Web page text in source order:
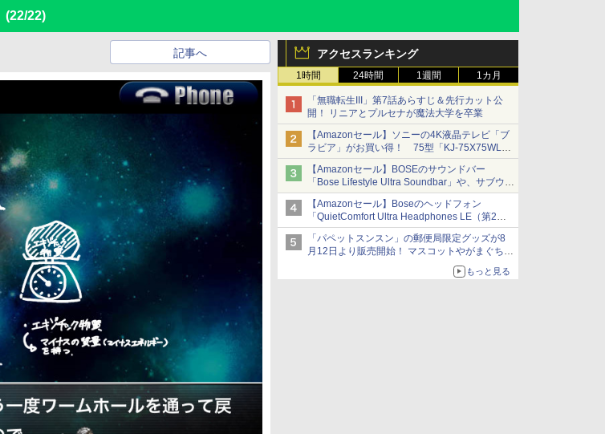
(22/22)
アクセスランキング
1時間 24時間 1週間 1カ月
「無職転生III」第7話あらすじ＆先行カット公
開！ リニアとプルセナが魔法大学を卒業
【Amazonセール】ソニーの4K液晶テレビ「ブ
ラビア」がお買い得！ 75型「KJ-75X75WL」
などラインナップ
【Amazonセール】BOSEのサウンドバー
「Bose Lifestyle Ultra Soundbar」や、サブウー
ファー「Bose Lifestyle Ultra Subwoofer」など
お買い得！
【Amazonセール】Boseのヘッドフォン
「QuietComfort Ultra Headphones LE（第2世
代）」などお買い得価格で登場
イマーシブオーディオで臨場感ある音楽体験が
楽しめる
「パペットスンスン」の郵便局限定グッズが8
月12日より販売開始！ マスコットやがまぐち、
もっと見る
記事へ